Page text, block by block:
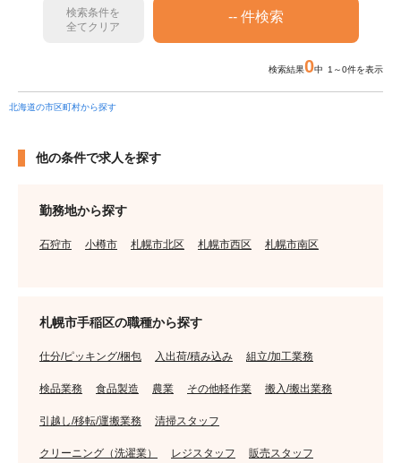
検索条件を
全てクリア
検索結果0中 1～0件を表示
北海道の市区町村から探す
他の条件で求人を探す
勤務地から探す
石狩市 小樽市 札幌市北区 札幌市西区 札幌市南区
札幌市手稲区の職種から探す
仕分/ピッキング/梱包 入出荷/積み込み 組立/加工業務
検品業務 食品製造 農業 その他軽作業 搬入/搬出業務
引越し/移転/運搬業務 清掃スタッフ
クリーニング（洗濯業） レジスタッフ 販売スタッフ